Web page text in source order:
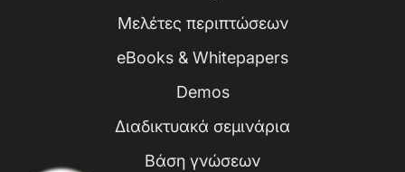
Μελέτες περιπτώσεων
eBooks & Whitepapers
Demos
Διαδικτυακά σεμινάρια
Βάση γνώσεων